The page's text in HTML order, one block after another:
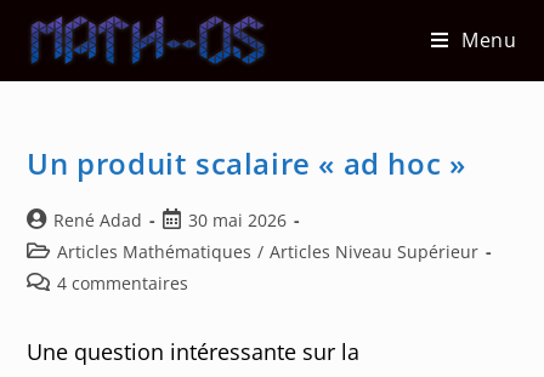
content
Menu
Un produit scalaire « ad hoc »
Auteur/autrice
de
la
publication :
René Adad
Post
published:
30 mai 2026
Post
category:
Articles Mathématiques / Articles Niveau Supérieur
Post4 commentaires
Une question intéressante sur la